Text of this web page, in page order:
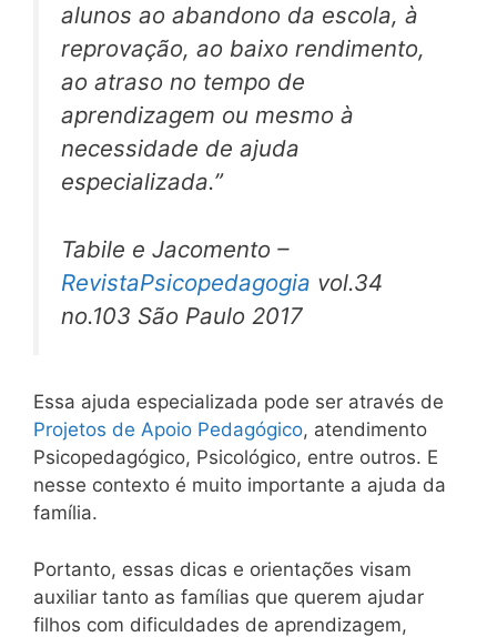
alunos ao abandono da escola, à
reprovação, ao baixo rendimento,
ao atraso no tempo de
aprendizagem ou mesmo à
necessidade de ajuda
especializada.”
Tabile e Jacomento –
RevistaPsicopedagogia vol.34
no.103 São Paulo 2017
Essa ajuda especializada pode ser através de
Projetos de Apoio Pedagógico, atendimento
Psicopedagógico, Psicológico, entre outros. E
nesse contexto é muito importante a ajuda da
família.
Portanto, essas dicas e orientações visam
auxiliar tanto as famílias que querem ajudar
filhos com dificuldades de aprendizagem,